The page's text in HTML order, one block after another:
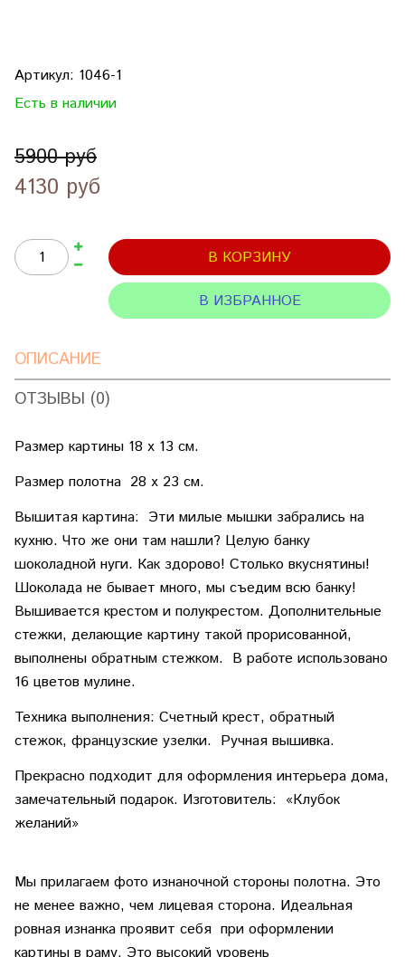
Артикул: 1046-1
Есть в наличии
5900 руб
4130 руб
В КОРЗИНУ
В ИЗБРАННОЕ
ОПИСАНИЕ
ОТЗЫВЫ (0)
Размер картины 18 х 13 см.
Размер полотна 28 х 23 см.
Вышитая картина: Эти милые мышки забрались на
кухню. Что же они там нашли? Целую банку
шоколадной нуги. Как здорово! Столько вкуснятины!
Шоколада не бывает много, мы съедим всю банку!
Вышивается крестом и полукрестом. Дополнительные
стежки, делающие картину такой прорисованной,
выполнены обратным стежком. В работе использовано
16 цветов мулине.
Техника выполнения: Счетный крест, обратный
стежок, французские узелки. Ручная вышивка.
Прекрасно подходит для оформления интерьера дома,
замечательный подарок. Изготовитель: «Клубок
желаний»
Мы прилагаем фото изнаночной стороны полотна. Это
не менее важно, чем лицевая сторона. Идеальная
ровная изнанка проявит себя при оформлении